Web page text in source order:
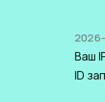
Ваш
ID